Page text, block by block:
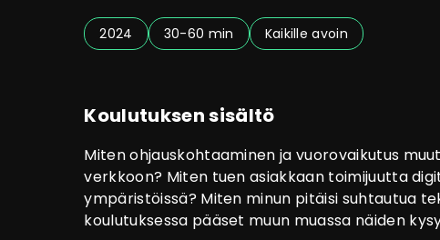
2024 30-60 min Kaikille avoin
Koulutuksen sisältö
Miten ohjauskohtaaminen ja vuorovaikutus
verkkoon? Miten tuen asiakkaan toimijuutta
ympäristöissä? Miten minun pitäisi suhtautua
koulutuksessa pääset muun muassa näiden